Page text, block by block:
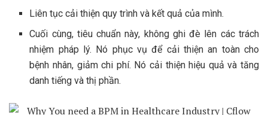
Liên tục cải thiện quy trình và kết quả của mình.
Cuối cùng, tiêu chuẩn này, không ghi đè lên các trách
nhiệm pháp lý. Nó phục vụ để cải thiện an toàn cho
bệnh nhân, giảm chi phí. Nó cải thiện hiệu quả và tăng
danh tiếng và thị phần.